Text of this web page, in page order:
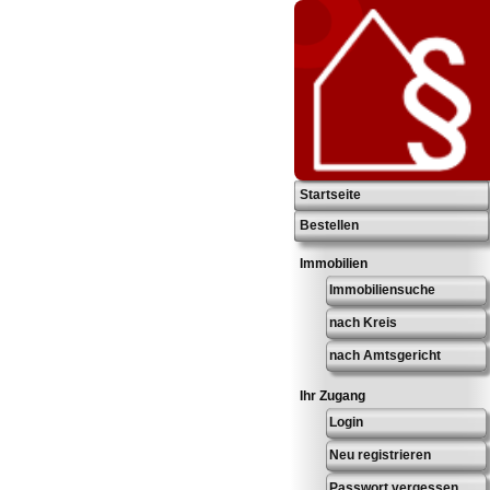
Startseite
Bestellen
Immobilien
Immobiliensuche
nach Kreis
nach Amtsgericht
Ihr Zugang
Login
Neu registrieren